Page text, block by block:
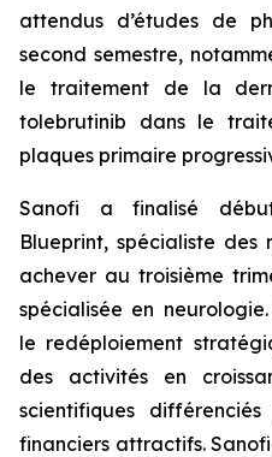
attendus d’études de
second semestre,
le traitement de la
tolebrutinib dans le
plaques primaire
Sanofi a finalisé
Blueprint, spécialiste des
achever au troisième
spécialisée en
le redéploiement
des activités en
scientifiques
financiers attractifs.